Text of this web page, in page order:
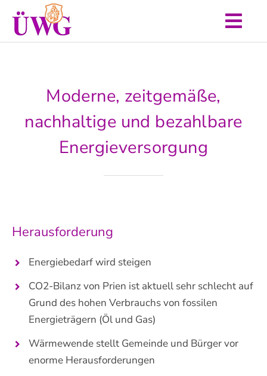
Inhalt
springen
Moderne, zeitgemäße,
nachhaltige und bezahlbare
Energieversorgung
Herausforderung
Energiebedarf wird steigen
CO2-Bilanz von Prien ist aktuell sehr schlecht auf
Grund des hohen Verbrauchs von fossilen
Energieträgern (Öl und Gas)
Wärmewende stellt Gemeinde und Bürger vor
enorme Herausforderungen